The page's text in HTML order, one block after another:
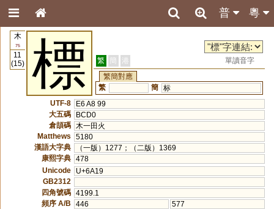
粵
普
木
75
11
(15)
標 繁 簡 港
單讀音字
繁簡對應
繁
簡 标
UTF-8
E6 A8 99
大五碼
BCD0
倉頡碼
木一田火
Matthews
5180
漢語大字典
（一版）1277；（二版）1369
康熙字典 478
Unicode
U+6A19
GB2312
四角號碼 4199.1
頻序 A/B
446
577